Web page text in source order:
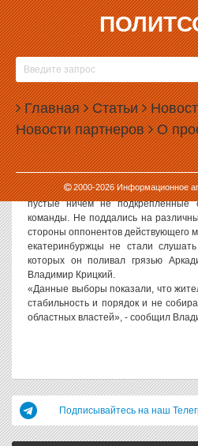
Главная Статьи
Новости партнеров О
2000-2026Информационное
22.12.2003, 13:45
ВЫБРАВ ЧЕРНЕЦКОГО,
ВЫБРАЛИ СТАБИЛЬНОСТЬ
«Выбрав Чернецкого,
заявил ИА «Политсовет»
Крицкий, комментируя победу
мэра.
«Я очень удовлетворен тем, что
правильный выбор. Я очень рад,
пустые ничем не подкрепленные
команды. Не поддались на
стороны оппонентов действующего
екатеринбуржцы не стали
которых он поливал грязью
Владимир Крицкий.
«Данные выборы показали, что
стабильность и порядок и не
областных властей», - сообщил
Подписывайтесь на наш